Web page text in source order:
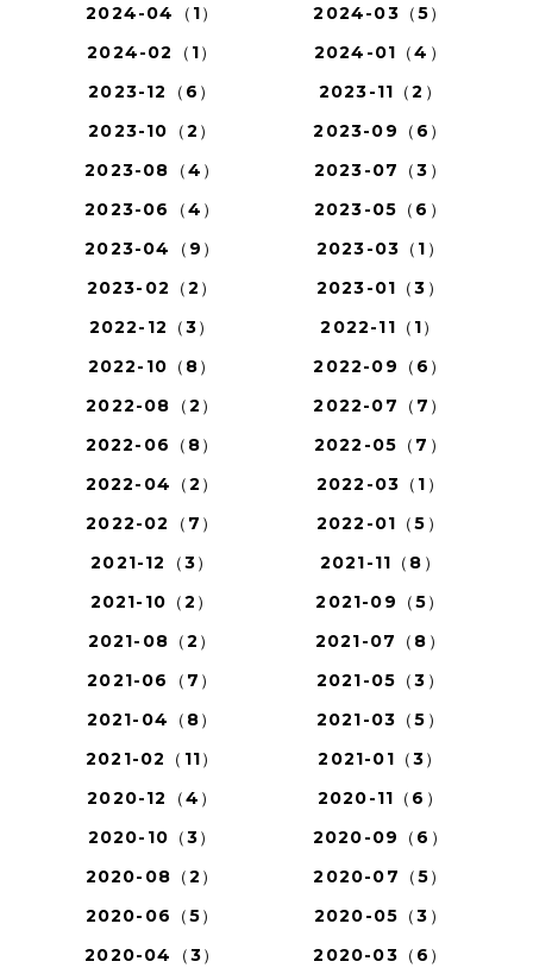
2024-04（1）
2024-03（5）
2024-02（1）
2024-01（4）
2023-12（6）
2023-11（2）
2023-10（2）
2023-09（6）
2023-08（4）
2023-07（3）
2023-06（4）
2023-05（6）
2023-04（9）
2023-03（1）
2023-02（2）
2023-01（3）
2022-12（3）
2022-11（1）
2022-10（8）
2022-09（6）
2022-08（2）
2022-07（7）
2022-06（8）
2022-05（7）
2022-04（2）
2022-03（1）
2022-02（7）
2022-01（5）
2021-12（3）
2021-11（8）
2021-10（2）
2021-09（5）
2021-08（2）
2021-07（8）
2021-06（7）
2021-05（3）
2021-04（8）
2021-03（5）
2021-02（11）
2021-01（3）
2020-12（4）
2020-11（6）
2020-10（3）
2020-09（6）
2020-08（2）
2020-07（5）
2020-06（5）
2020-05（3）
2020-04（3）
2020-03（6）